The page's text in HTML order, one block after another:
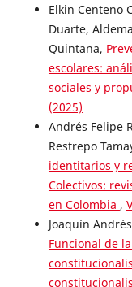
Elkin Centeno
Duarte,
Quintana,
escolares:
sociales y
(2025)
Andrés Felipe
Restrepo
identitarios y
Colectivos:
en Colombia ,
Joaquín
Funcional de